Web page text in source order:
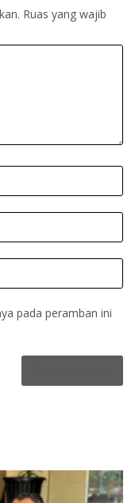
Ruas yang wajib
pada peramban ini